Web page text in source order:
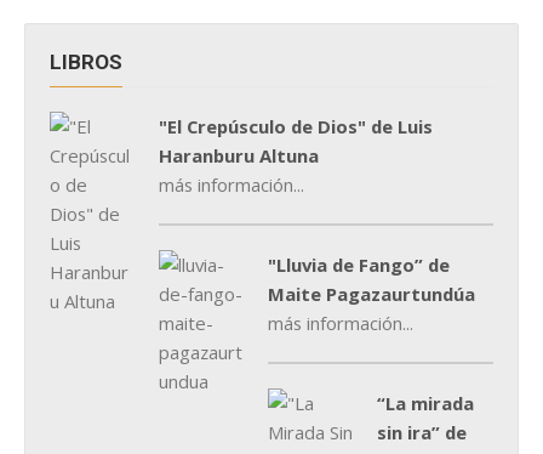
LIBROS
"El Crepúsculo de Dios" de Luis
Haranburu Altuna
más información...
"Lluvia de Fango” de
Maite Pagazaurtundúa
más información...
“La mirada
sin ira” de